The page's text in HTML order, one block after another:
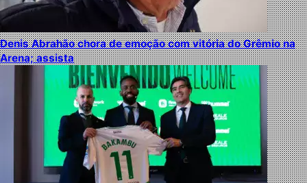
Denis Abrahão chora de emoção com vitória do Grêmio na
Arena; assista